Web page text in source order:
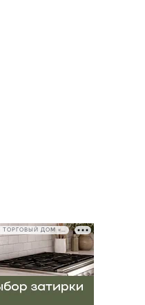
РЕКЛАМА • ООО СТРОИТЕЛЬНЫЙ ТОРГОВЫЙ ДОМ «ПЕТРОВИЧ», ИНН 7802348846